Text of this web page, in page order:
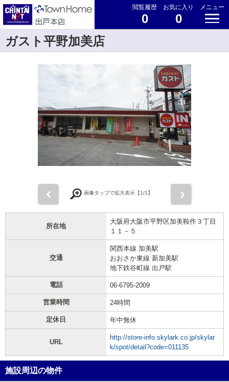
閲覧履歴
0
お気に入り
0
メニュー
ガスト平野加美店
画像タップで拡大表示【1/1】
所在地
大阪府大阪市平野区加美鞍作３丁目
１１－５
交通
関西本線 加美駅
おおさか東線 新加美駅
地下鉄谷町線 出戸駅
電話 06-6795-2009
営業時間 24時間
定休日 年中無休
URL
http://store-info.skylark.co.jp/skylar
k/spot/detail?code=011135
施設周辺の物件